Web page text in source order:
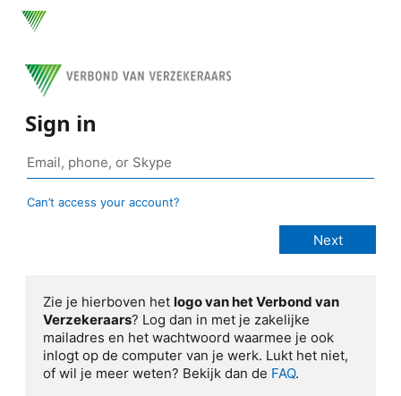
Sign in
Can’t access your account?
Zie je hierboven het logo van het Verbond van
Verzekeraars? Log dan in met je zakelijke
mailadres en het wachtwoord waarmee je ook
inlogt op de computer van je werk. Lukt het niet,
of wil je meer weten? Bekijk dan de FAQ.